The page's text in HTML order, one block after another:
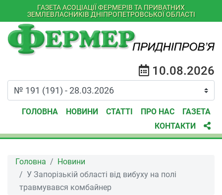
ГАЗЕТА АСОЦІАЦІЇ ФЕРМЕРІВ ТА ПРИВАТНИХ
ЗЕМЛЕВЛАСНИКІВ ДНІПРОПЕТРОВСЬКОЇ ОБЛАСТІ
10.08.2026
ГОЛОВНА НОВИНИ СТАТТІ ПРО НАС
ГАЗЕТА
КОНТАКТИ
Головна
Новини
У Запорізькій області від вибуху на полі
травмувався комбайнер